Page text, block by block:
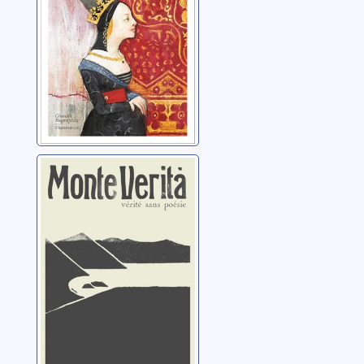
Monte Verità:
vérité sans
Hofmann, Ida